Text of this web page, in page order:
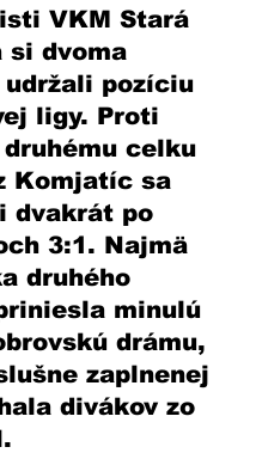
VKM Stará
si dvoma
pozíciu
ligy. Proti
celku
Komjatíc sa
dvakrát po
3:1. Najmä
druhého
minulú
drámu,
zaplnenej
divákov zo